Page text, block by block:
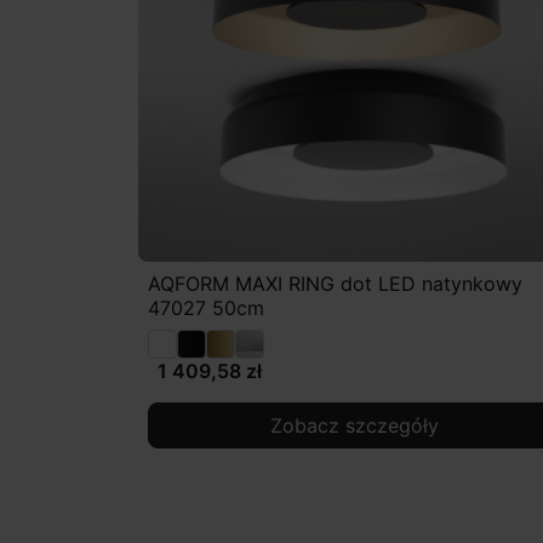
AQFORM MAXI RING dot LED natynkowy
47027 50cm
1 409,58 zł
Zobacz szczegóły